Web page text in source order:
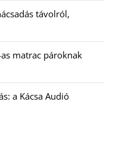
távolról,
matrac pároknak
a Kácsa Audió